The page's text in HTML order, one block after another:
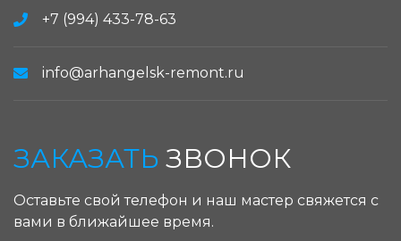
+7 (994) 433-78-63
info@arhangelsk-remont.ru
ЗАКАЗАТЬ ЗВОНОК
Оставьте свой телефон и наш мастер свяжется с
вами в ближайшее время.